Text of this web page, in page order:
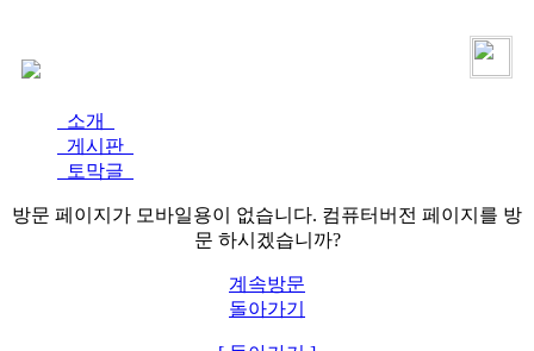
소개
게시판
토막글
방문 페이지가 모바일용이 없습니다. 컴퓨터버전 페이지를 방
문 하시겠습니까?
계속방문
돌아가기